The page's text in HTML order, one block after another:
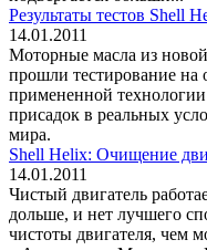
Результаты тестов Shell
14.01.2011
Моторные масла из
прошли тестирование на
примененной
присадок в реальных
мира.
Shell Helix: Очищение
14.01.2011
Чистый двигатель
дольше, и нет лучшего
чистоты двигателя, чем